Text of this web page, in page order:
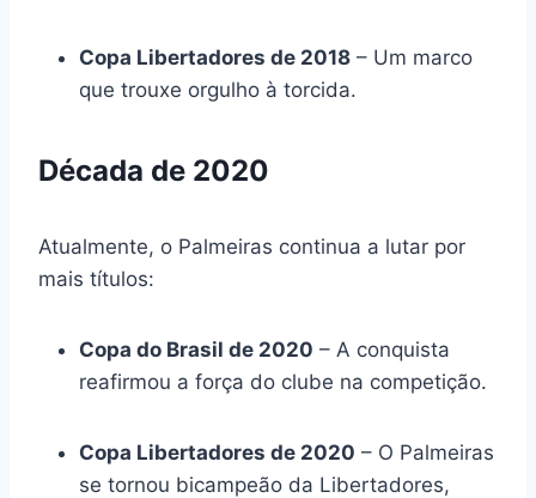
Copa Libertadores de 2018 – Um marco
que trouxe orgulho à torcida.
Década de 2020
Atualmente, o Palmeiras continua a lutar por
mais títulos:
Copa do Brasil de 2020 – A conquista
reafirmou a força do clube na competição.
Copa Libertadores de 2020 – O Palmeiras
se tornou bicampeão da Libertadores,